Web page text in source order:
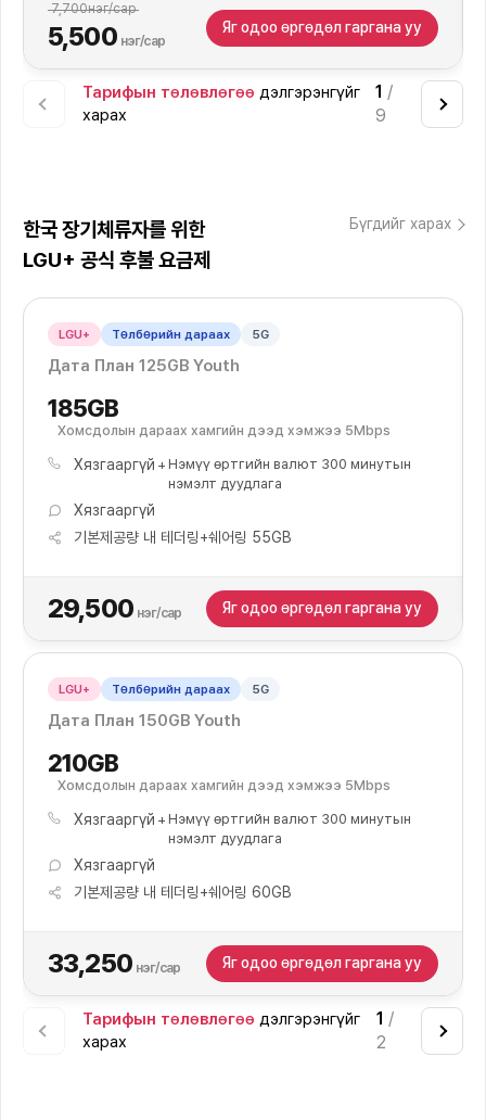
7,700нэг/сар
5,500 нэг/сар
Яг одоо өргөдөл гаргана уу
Тарифын төлөвлөгөө дэлгэрэнгүйг
харах
1 /
9
한국 장기체류자를 위한
LGU+ 공식 후불 요금제
Бүгдийг харах
LGU+ Төлбөрийн дараах 5G
Дата План 125GB Youth
185GB
Хомсдолын дараах хамгийн дээд хэмжээ 5Mbps
Хязгааргүй
Нэмүү өртгийн валют 300 минутын
нэмэлт дуудлага
Хязгааргүй
기본제공량 내 테더링+쉐어링 55GB
29,500 нэг/сар Яг одоо өргөдөл гаргана уу
LGU+ Төлбөрийн дараах 5G
Дата План 150GB Youth
210GB
Хомсдолын дараах хамгийн дээд хэмжээ 5Mbps
Хязгааргүй
Нэмүү өртгийн валют 300 минутын
нэмэлт дуудлага
Хязгааргүй
기본제공량 내 테더링+쉐어링 60GB
33,250 нэг/сар Яг одоо өргөдөл гаргана уу
Тарифын төлөвлөгөө дэлгэрэнгүйг
харах
1 /
2